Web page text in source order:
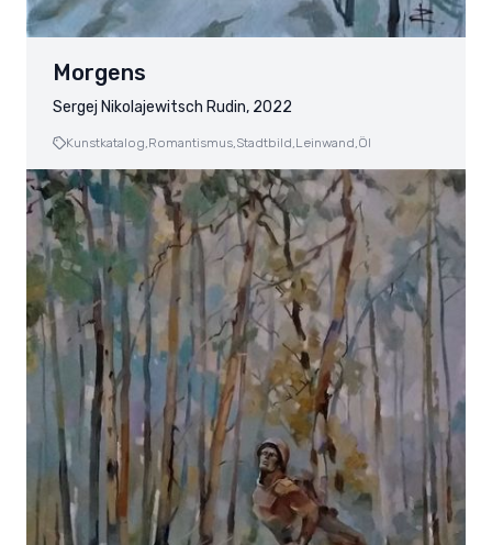
Morgens
Sergej Nikolajewitsch Rudin, 2022
Kunstkatalog, Romantismus, Stadtbild, Leinwand, Öl